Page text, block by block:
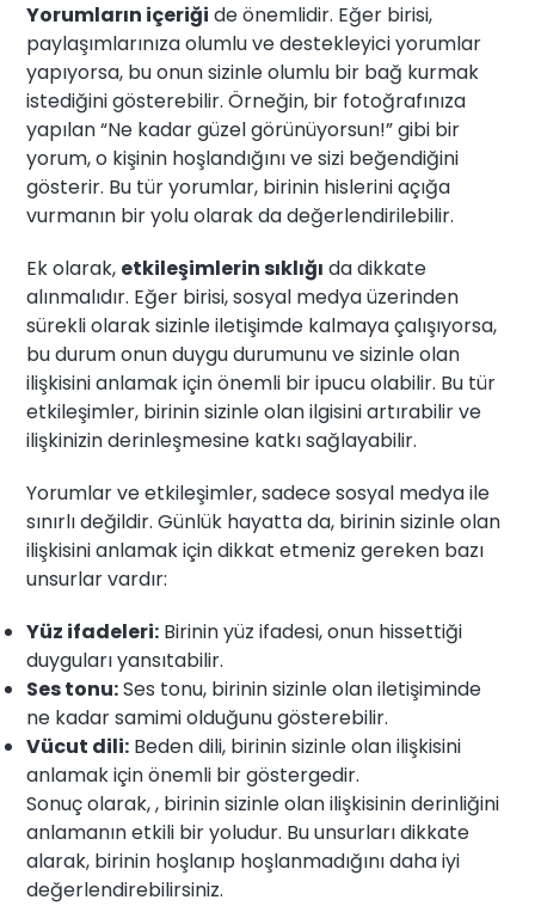
Yorumların içeriği de önemlidir. Eğer birisi,
paylaşımlarınıza olumlu ve destekleyici yorumlar
yapıyorsa, bu onun sizinle olumlu bir bağ kurmak
istediğini gösterebilir. Örneğin, bir fotoğrafınıza
yapılan “Ne kadar güzel görünüyorsun!” gibi bir
yorum, o kişinin hoşlandığını ve sizi beğendiğini
gösterir. Bu tür yorumlar, birinin hislerini açığa
vurmanın bir yolu olarak da değerlendirilebilir.
Ek olarak, etkileşimlerin sıklığı da dikkate
alınmalıdır. Eğer birisi, sosyal medya üzerinden
sürekli olarak sizinle iletişimde kalmaya çalışıyorsa,
bu durum onun duygu durumunu ve sizinle olan
ilişkisini anlamak için önemli bir ipucu olabilir. Bu tür
etkileşimler, birinin sizinle olan ilgisini artırabilir ve
ilişkinizin derinleşmesine katkı sağlayabilir.
Yorumlar ve etkileşimler, sadece sosyal medya ile
sınırlı değildir. Günlük hayatta da, birinin sizinle olan
ilişkisini anlamak için dikkat etmeniz gereken bazı
unsurlar vardır:
Yüz ifadeleri: Birinin yüz ifadesi, onun hissettiği
duyguları yansıtabilir.
Ses tonu:Ses tonu, birinin sizinle olan iletişiminde
ne kadar samimi olduğunu gösterebilir.
Vücut dili: Beden dili, birinin sizinle olan ilişkisini
anlamak için önemli bir göstergedir.
Sonuç olarak, , birinin sizinle olan ilişkisinin derinliğini
anlamanın etkili bir yoludur. Bu unsurları dikkate
alarak, birinin hoşlanıp hoşlanmadığını daha iyi
değerlendirebilirsiniz.